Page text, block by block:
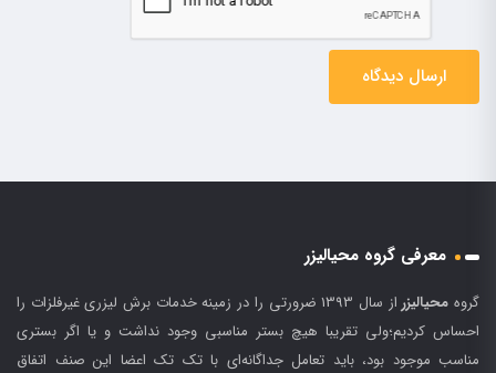
معرفی گروه محیالیزر
گروه محیالیزر
از سال 1393 ضرورتی را در زمینه خدمات برش لیزری غیرفلزات را
احساس کردیم؛ولی تقریبا هیچ بستر مناسبی وجود نداشت و یا اگر بستری
مناسب موجود بود، باید تعامل جداگانه‌ای با تک تک اعضا این صنف اتفاق